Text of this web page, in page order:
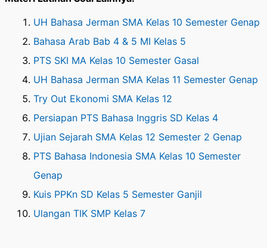
UH Bahasa Jerman SMA Kelas 10 Semester Genap
Bahasa Arab Bab 4 & 5 MI Kelas 5
PTS SKI MA Kelas 10 Semester Gasal
UH Bahasa Jerman SMA Kelas 11 Semester Genap
Try Out Ekonomi SMA Kelas 12
Persiapan PTS Bahasa Inggris SD Kelas 4
Ujian Sejarah SMA Kelas 12 Semester 2 Genap
PTS Bahasa Indonesia SMA Kelas 10 Semester
Genap
Kuis PPKn SD Kelas 5 Semester Ganjil
Ulangan TIK SMP Kelas 7